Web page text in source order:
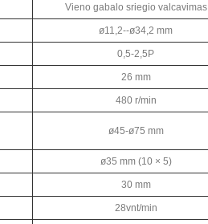
Vieno gabalo sriegio valcavimas
ø11,2--ø34,2 mm
0,5-2,5P
26 mm
480 r/min
ø45-ø75 mm
ø35 mm (10 × 5)
30 mm
28vnt/min